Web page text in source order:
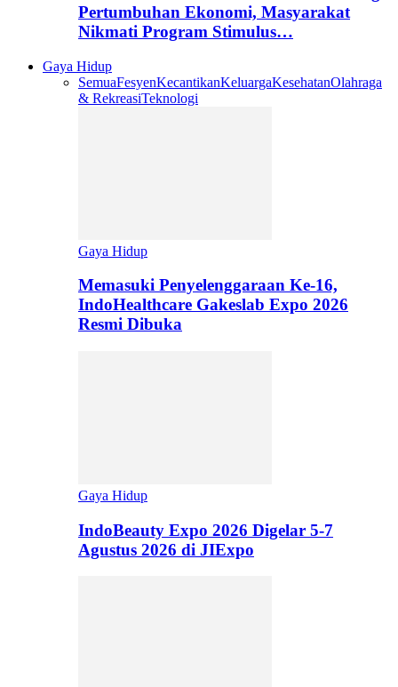
Pertumbuhan Ekonomi, Masyarakat
Nikmati Program Stimulus…
Gaya Hidup
SemuaFesyenKecantikanKeluargaKesehatanOlahraga
& RekreasiTeknologi
Gaya Hidup
Memasuki Penyelenggaraan Ke-16,
IndoHealthcare Gakeslab Expo 2026
Resmi Dibuka
Gaya Hidup
IndoBeauty Expo 2026 Digelar 5-7
Agustus 2026 di JIExpo